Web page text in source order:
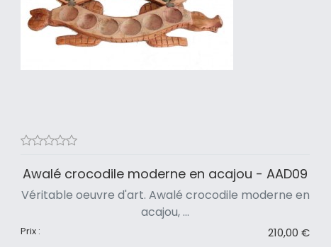
Awalé crocodile moderne en acajou - AAD09
Véritable oeuvre d'art. Awalé crocodile moderne en
acajou, ...
Prix : 210,00 €